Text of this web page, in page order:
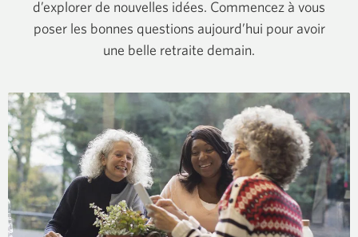
d’explorer de nouvelles idées. Commencez à vous
poser les bonnes questions aujourd’hui pour avoir
une belle retraite demain.